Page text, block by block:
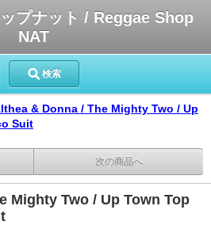
プナット / Reggae Shop
NAT
検索
& Donna / The Mighty Two / Up
Suit
次の商品へ
Mighty Two / Up Town Top